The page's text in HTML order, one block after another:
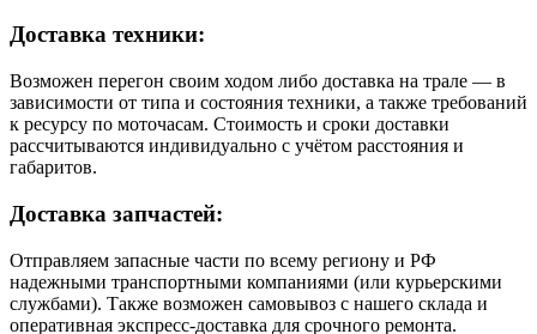
Доставка техники:
Возможен перегон своим ходом либо доставка на трале — в
зависимости от типа и состояния техники, а также требований
к ресурсу по моточасам. Стоимость и сроки доставки
рассчитываются индивидуально с учётом расстояния и
габаритов.
Доставка запчастей:
Отправляем запасные части по всему региону и РФ
надежными транспортными компаниями (или курьерскими
службами). Также возможен самовывоз с нашего склада и
оперативная экспресс-доставка для срочного ремонта.